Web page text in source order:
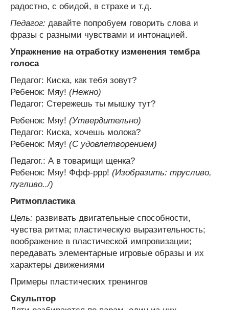
радостно, с обидой, в страхе и т.д.
Педагог: давайте попробуем говорить слова и
фразы с разными чувствами и интонацией.
Упражнение на отработку изменения тембра
голоса
Педагог: Киска, как тебя зовут?
Ребенок: Мяу! (Нежно)
Педагог: Стережешь ты мышку тут?
Ребенок: Мяу! (Утвердительно)
Педагог: Киска, хочешь молока?
Ребенок: Мяу! (С удовлетворением)
Педагог.: А в товарищи щенка?
Ребенок: Мяу! Ффф-ррр! (Изобразить: трусливо,
пугливо../)
Ритмопластика
Цель: развивать двигательные способности,
чувства ритма; пластическую выразительность;
воображение в пластической импровизации;
передавать элементарные игровые образы и их
характеры движениями
Примеры пластических тренингов
Скульптор